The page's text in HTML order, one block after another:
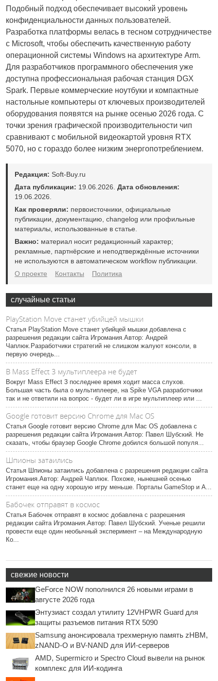
Подобный подход обеспечивает высокий уровень
конфиденциальности данных пользователей.
Разработка платформы велась в тесном сотрудничестве
с Microsoft, чтобы обеспечить качественную работу
операционной системы Windows на архитектуре Arm.
Для разработчиков программного обеспечения уже
доступна профессиональная рабочая станция DGX
Spark. Первые коммерческие ноутбуки и компактные
настольные компьютеры от ключевых производителей
оборудования появятся на рынке осенью 2026 года. С
точки зрения графической производительности чип
сравнивают с мобильной видеокартой уровня RTX
5070, но с гораздо более низким энергопотреблением.
Редакция: Soft-Buy.ru
Дата публикации: 19.06.2026. Дата обновления:
19.06.2026.
Как проверяли: первоисточники, официальные
публикации, документацию, changelog или профильные
материалы, использованные в статье.
Важно: материал носит редакционный характер;
рекламные, партнёрские и неподтверждённые источники
не используются в автоматическом workflow публикации.
О проекте
Контакты Политика
случайные статьи
PlayStation Move станет убийцей мышки
Статья PlayStation Move станет убийцей мышки добавлена с
разрешения редакции сайта Игромания.Автор: Андрей
Чаплюк.Разработчики стратегий не слишком жалуют консоли, в
первую очередь...
В Mass Effect 3 мультиплеера не будет
Вокруг Mass Effect 3 последнее время ходит масса слухов.
Большая часть была о мультиплеере, на Spike VGA разработчики
так и не ответили на вопрос - будет ли в игре мультиплеер или ...
Google готовит версию Chrome для Mac OS
Статья Google готовит версию Chrome для Mac OS добавлена с
разрешения редакции сайта Игромания.Автор: Павел Шубский. Не
сказать, чтобы браузер Google Chrome добился большой популя...
Шпионы затаились
Статья Шпионы затаились добавлена с разрешения редакции сайта
Игромания.Автор: Андрей Чаплюк. Похоже, нынешней осенью
станет еще на одну хорошую игру меньше. Порталы GameStop и A...
Бабочек отправят в космос
Статья Бабочек отправят в космос добавлена с разрешения
редакции сайта Игромания.Автор: Павел Шубский. Ученые решили
провести еще один необычный эксперимент – на Международную
Ко...
свежие новости
GeForce NOW пополнился 26 новыми играми в
августе 2026 года
Энтузиаст создал утилиту 12VHPWR Guard для
защиты разъемов питания RTX 5090
Samsung анонсировала трехмерную память zHBM,
zNAND-O и BV-NAND для ИИ-серверов
AMD, Supermicro и Spectro Cloud вывели на рынок
комплекс для ИИ-кодинга